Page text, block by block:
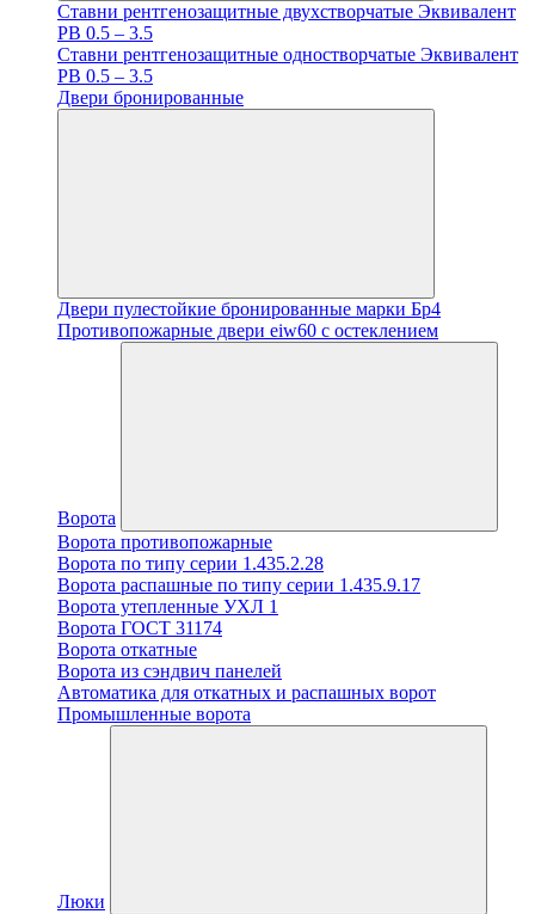
Ставни рентгенозащитные двухстворчатые Эквивалент
PB 0.5 – 3.5
Ставни рентгенозащитные одностворчатые Эквивалент
PB 0.5 – 3.5
Двери бронированные
Двери пулестойкие бронированные марки Бр4
Противопожарные двери eiw60 с остеклением
Ворота
Ворота противопожарные
Ворота по типу серии 1.435.2.28
Ворота распашные по типу серии 1.435.9.17
Ворота утепленные УХЛ 1
Ворота ГОСТ 31174
Ворота откатные
Ворота из сэндвич панелей
Автоматика для откатных и распашных ворот
Промышленные ворота
Люки